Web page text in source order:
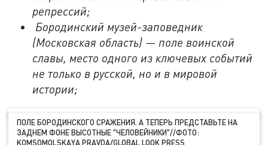
репрессий;
Бородинский музей-заповедник
(Московская область) — поле воинской
славы, место одного из ключевых событий
не только в русской, но и в мировой
истории;
ПОЛЕ БОРОДИНСКОГО СРАЖЕНИЯ. А ТЕПЕРЬ ПРЕДСТАВЬТЕ НА
ЗАДНЕМ ФОНЕ ВЫСОТНЫЕ "ЧЕЛОВЕЙНИКИ"//ФОТО:
KOMSOMOLSKAYA PRAVDA/GLOBAL LOOK PRESS